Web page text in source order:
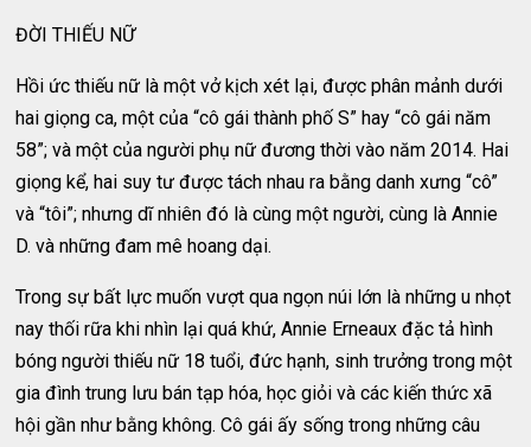
ĐỜI THIẾU NỮ
Hồi ức thiếu nữ là một vở kịch xét lại, được phân mảnh dưới
hai giọng ca, một của “cô gái thành phố S” hay “cô gái năm
58”; và một của người phụ nữ đương thời vào năm 2014. Hai
giọng kể, hai suy tư được tách nhau ra bằng danh xưng “cô”
và “tôi”; nhưng dĩ nhiên đó là cùng một người, cùng là Annie
D. và những đam mê hoang dại.
Trong sự bất lực muốn vượt qua ngọn núi lớn là những u nhọt
nay thối rữa khi nhìn lại quá khứ, Annie Erneaux đặc tả hình
bóng người thiếu nữ 18 tuổi, đức hạnh, sinh trưởng trong một
gia đình trung lưu bán tạp hóa, học giỏi và các kiến thức xã
hội gần như bằng không. Cô gái ấy sống trong những câu